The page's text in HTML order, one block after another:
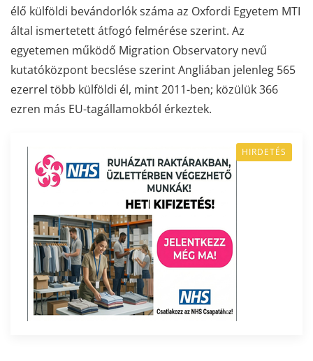
élő külföldi bevándorlók száma az Oxfordi Egyetem MTI
által ismertetett átfogó felmérése szerint. Az
egyetemen működő Migration Observatory nevű
kutatóközpont becslése szerint Angliában jelenleg 565
ezerrel több külföldi él, mint 2011-ben; közülük 366
ezren más EU-tagállamokból érkeztek.
HIRDETÉS